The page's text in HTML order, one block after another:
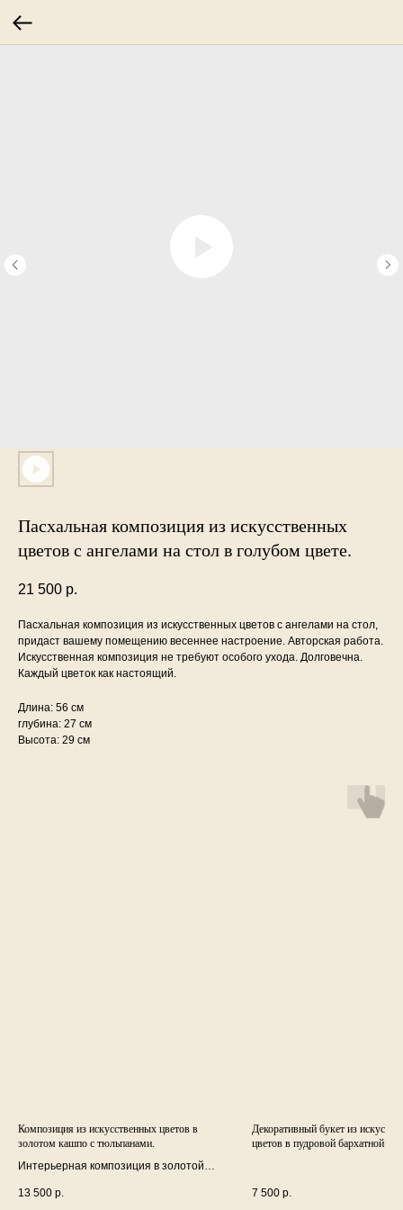
Пасхальная композиция из искусственных
цветов с ангелами на стол в голубом цвете.
21 500 р.
Пасхальная композиция из искусственных цветов с ангелами на стол,
придаст вашему помещению весеннее настроение. Авторская работа.
Искусственная композиция не требуют особого ухода. Долговечна.
Каждый цветок как настоящий.
Длина: 56 см
глубина: 27 см
Высота: 29 см
Композиция из искусственных цветов в
золотом кашпо с тюльпанами.
Интерьерная композиция в золотой
цветами: красными и персиковыми
13 500 р.
Декоративный букет из
цветов в пудровой бархатной
7 500 р.